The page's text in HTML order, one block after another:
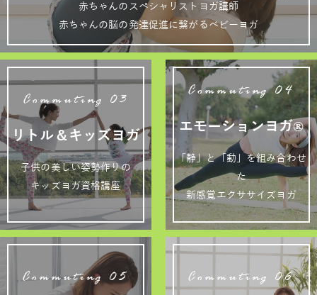
赤ちゃんのスペシャリストヨガ講師
赤ちゃんの脳の発達促進に繋がるベビーヨガ
Commuting 03
リトル＆キッズヨガ
子供の美しい姿勢作りの
キッズヨガ資格講座
Commuting 04
エモーションヨガ®
「静」と「動」を組み合わせ
た
新感覚エクササイズヨガ
Commuting 05 Commuting 06